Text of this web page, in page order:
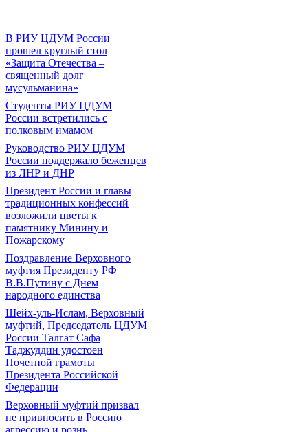
В РИУ ЦДУМ России
прошел круглый стол
«Защита Отечества –
священный долг
мусульманина»
Студенты РИУ ЦДУМ
России встретились с
полковым имамом
Руководство РИУ ЦДУМ
России поддержало беженцев
из ЛНР и ДНР
Президент России и главы
традиционных конфессий
возложили цветы к
памятнику Минину и
Пожарскому
Поздравление Верховного
муфтия Президенту РФ
В.В.Путину с Днем
народного единства
Шейх-уль-Ислам, Верховный
муфтий, Председатель ЦДУМ
России Талгат Сафа
Таджуддин удостоен
Почетной грамоты
Президента Российской
Федерации
Верховный муфтий призвал
не привносить в Россию
агрессию и рознь